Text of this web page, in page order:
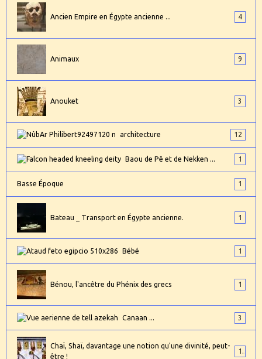
Ancien Empire en Égypte ancienne ... 4
Animaux 9
Anouket 3
architecture 12
Baou de Pê et de Nekken ... 1
Basse Époque 1
Bateau _ Transport en Égypte ancienne. 1
Bébé 1
Bénou, l'ancêtre du Phénix des grecs 1
Canaan ... 3
Chaï, Shaï, davantage une notion qu'une divinité, peut-
être !
1